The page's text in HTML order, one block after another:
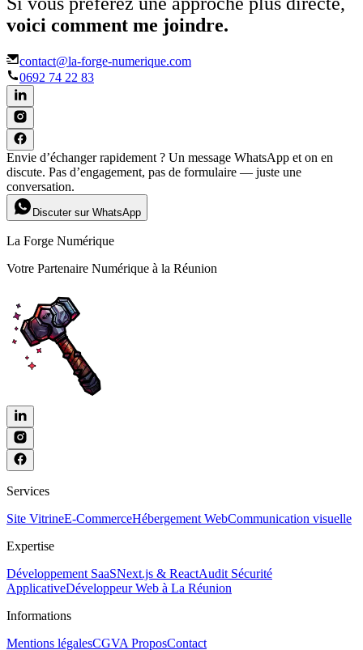
voici comment me joindre.
contact@la-forge-numerique.com
0692 74 22 83
Envie d’échanger rapidement ? Un message WhatsApp et on en
discute. Pas d’engagement, pas de formulaire — juste une
conversation.
Discuter sur WhatsApp
La Forge Numérique
Votre Partenaire Numérique à la Réunion
Services
Site VitrineE-CommerceHébergement WebCommunication visuelle
Expertise
Développement SaaSNext.js & ReactAudit Sécurité
ApplicativeDéveloppeur Web à La Réunion
Informations
Mentions légalesCGVA ProposContact